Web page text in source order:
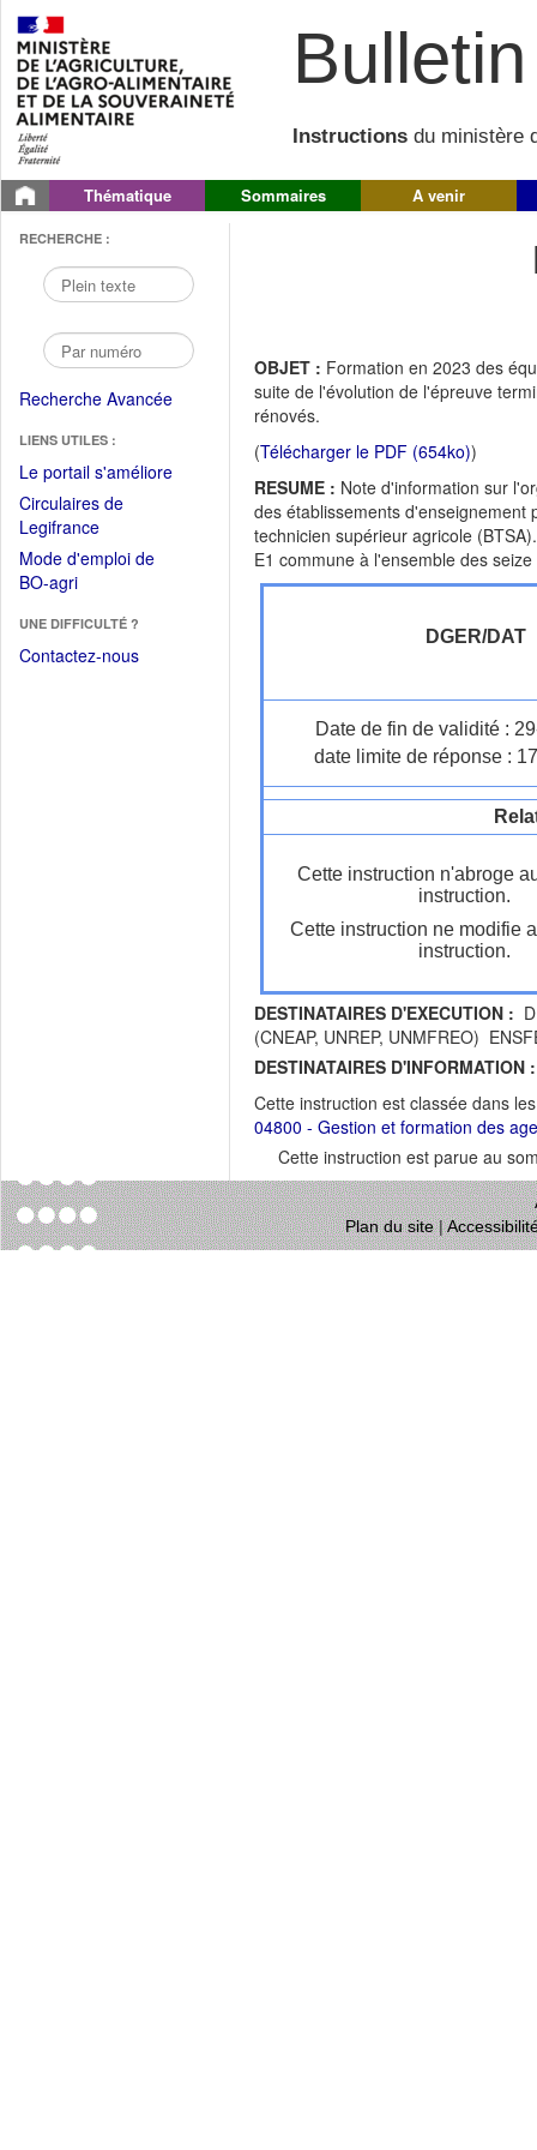
Instructions du ministère
Thématique Sommaires A venir
RECHERCHE :
Recherche Avancée
LIENS UTILES :
Le portail s'améliore(Fichier
Circulaires de
Legifrance(Ouvrir
dans
une
fenêtre)
Mode d'emploi de
BO-agri(Ouvrir
une
nouvelle
UNE DIFFICULTÉ ?
Contactez-nous
OBJET : Formation en 2023 des
suite de l'évolution de l'épreuve
rénovés.
(Télécharger le PDF (654ko))
RESUME : Note d'information sur
des établissements d'enseignement
technicien supérieur agricole
E1 commune à l'ensemble des
DGER/DAT
Date de fin de validité :
date limite de réponse :
Cette instruction n'abroge
instruction.
Cette instruction ne modifie
instruction.
DESTINATAIRES D'EXECUTION :
(CNEAP, UNREP, UNMFREO)
DESTINATAIRES D'INFORMATION :
Cette instruction est classée dans
04800 - Gestion et formation des
Cette instruction est parue au
Plan du site|